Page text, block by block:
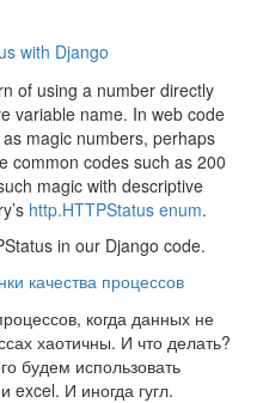
with Django
of using a number directly
variable name. In web code
magic numbers, perhaps
common codes such as 200
magic with descriptive
http.HTTPStatus enum.
in our Django code.
качества процессов
когда данных не
хаотичны. И что делать?
будем использовать
excel. И иногда гугл.